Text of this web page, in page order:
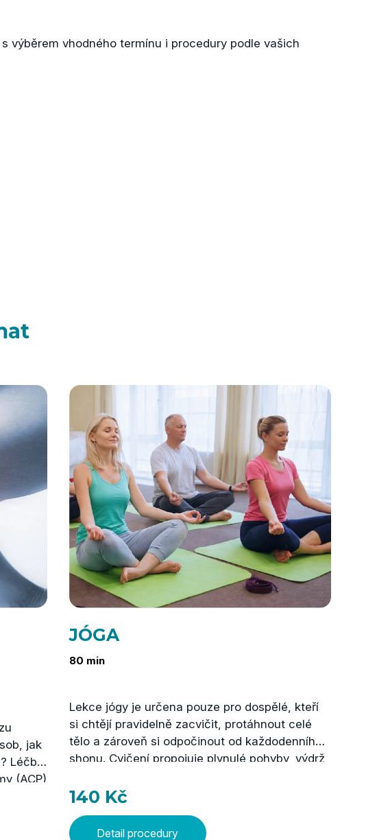
výběrem vhodného termínu i procedury podle vašich
jak
Léčba
(ACP)
JÓGA
80 min
Lekce jógy je určena pouze pro dospělé, kteří
si chtějí pravidelně zacvičit, protáhnout celé
tělo a zároveň si odpočinout od každodenního
shonu. Cvičení propojuje plynulé pohyby, výdrž
závěr následuje relaxace, která pomáhá uvolnit
individuálním možnostem a při cvičení jsou
140 Kč
Detail procedury